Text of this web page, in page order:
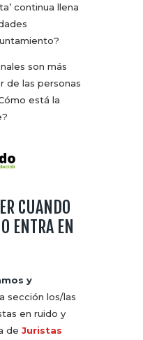
continua llena
son más
de las personas
está la
CUANDO
ENTRA EN
y
sección los/las
en ruido y
de Juristas